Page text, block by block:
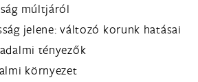
múltjáról
jelene: változó korunk hatásai
tényezők
környezet